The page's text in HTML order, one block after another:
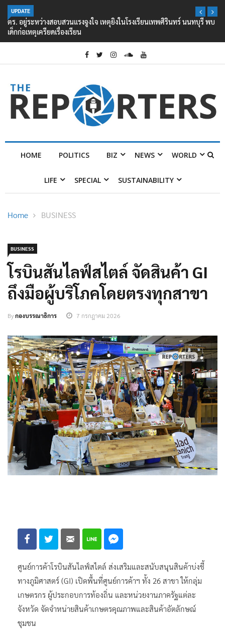
UPDATE
ตร. อยู่ระหว่างสอบสวนแรงจูงใจ เหตุยิงในโรงเรียนเทพศิรินทร์ นนทบุรี พบ
เด็กก่อเหตุเครียดเรื่องเรียน
HOME POLITICS BIZ NEWS WORLD
LIFE SPECIAL SUSTAINABILITY
Home BUSINESS
BUSINESS
โรบินสันไลฟ์สไตล์ จัดสินค้า GI
ถึงมือผู้บริโภคโดยตรงทุกสาขา
Byกองบรรณาธิการ 7 กรกฎาคม 2026
ศูนย์การค้าโรบินสันไลฟ์สไตล์ ส่งเสริมและสนับสนุนสินค้าบ่งชี้
ทางภูมิศาสตร์ (GI) เปิดพื้นที่ศูนย์การค้าฯ ทั้ง 26 สาขา ให้กลุ่ม
เกษตรกร ผู้ประกอบการท้องถิ่น และหน่วยงานภาครัฐแต่ละ
จังหวัด จัดจำหน่ายสินค้าเกษตรคุณภาพและสินค้าอัตลักษณ์
ชุมชน